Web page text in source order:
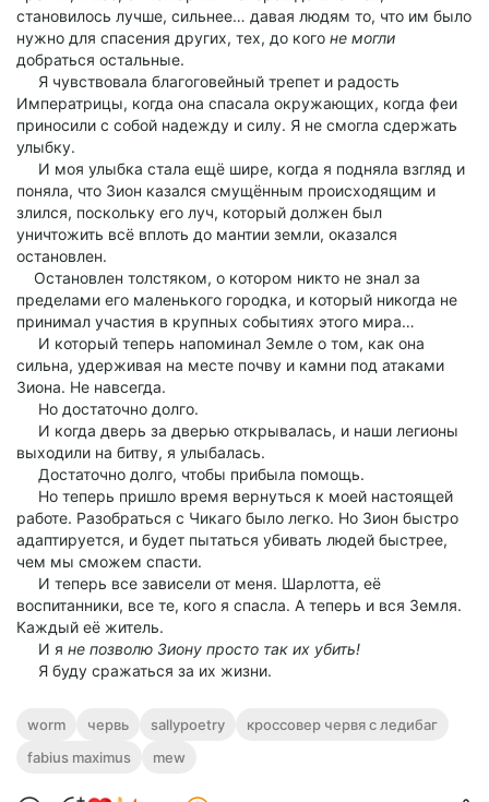
становилось лучше, сильнее… давая людям то, что им было
нужно для спасения других, тех, до кого не могли
добраться остальные.
Я чувствовала благоговейный трепет и радость
Императрицы, когда она спасала окружающих, когда феи
приносили с собой надежду и силу. Я не смогла сдержать
улыбку.
И моя улыбка стала ещё шире, когда я подняла взгляд и
поняла, что Зион казался смущённым происходящим и
злился, поскольку его луч, который должен был
уничтожить всё вплоть до мантии земли, оказался
остановлен.
Остановлен толстяком, о котором никто не знал за
пределами его маленького городка, и который никогда не
принимал участия в крупных событиях этого мира…
И который теперь напоминал Земле о том, как она
сильна, удерживая на месте почву и камни под атаками
Зиона. Не навсегда.
Но достаточно долго.
И когда дверь за дверью открывалась, и наши легионы
выходили на битву, я улыбалась.
Достаточно долго, чтобы прибыла помощь.
Но теперь пришло время вернуться к моей настоящей
работе. Разобраться с Чикаго было легко. Но Зион быстро
адаптируется, и будет пытаться убивать людей быстрее,
чем мы сможем спасти.
И теперь все зависели от меня. Шарлотта, её
воспитанники, все те, кого я спасла. А теперь и вся Земля.
Каждый её житель.
И я не позволю Зиону просто так их убить!
Я буду сражаться за их жизни.
worm червь sallypoetry
кроссовер червя с ледибаг
fabius maximus
mew